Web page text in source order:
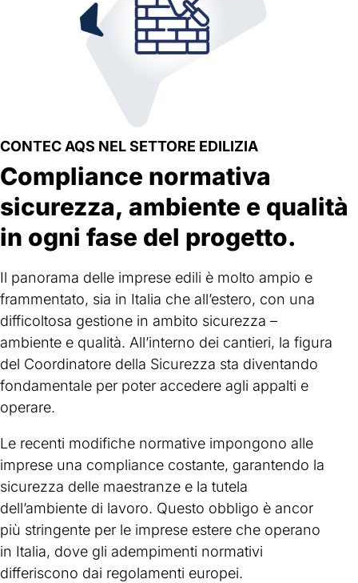
CONTEC AQS NEL SETTORE EDILIZIA
Compliance normativa
sicurezza, ambiente e qualità
in ogni fase del progetto.
Il panorama delle imprese edili è molto ampio e
frammentato, sia in Italia che all’estero, con una
difficoltosa gestione in ambito sicurezza –
ambiente e qualità. All’interno dei cantieri, la figura
del Coordinatore della Sicurezza sta diventando
fondamentale per poter accedere agli appalti e
operare.
Le recenti modifiche normative impongono alle
imprese una compliance costante, garantendo la
sicurezza delle maestranze e la tutela
dell’ambiente di lavoro. Questo obbligo è ancor
più stringente per le imprese estere che operano
in Italia, dove gli adempimenti normativi
differiscono dai regolamenti europei.